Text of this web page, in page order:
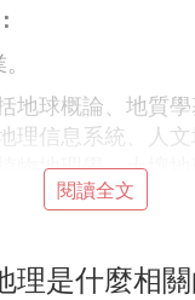
地球概論、地質學
理信息系統、人
物地理學、土壤地
測量與地圖學、中
業。
閱讀全文
理是什麼相